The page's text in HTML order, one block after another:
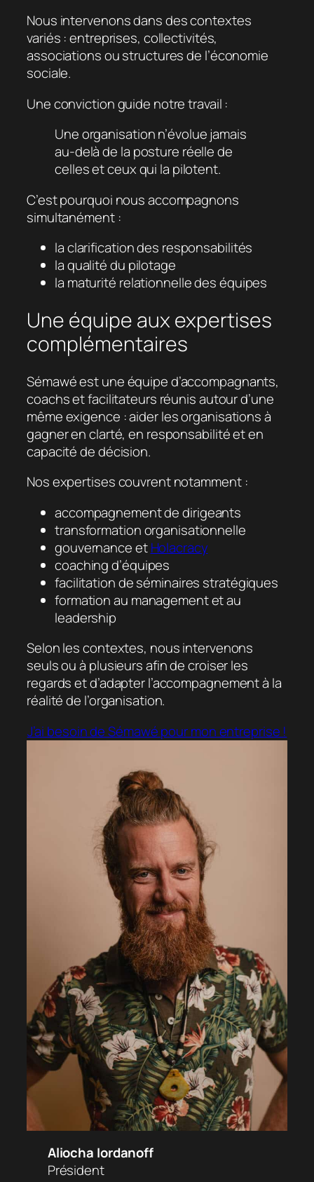
Nous intervenons dans des contextes
variés : entreprises, collectivités,
associations ou structures de l’économie
sociale.
Une conviction guide notre travail :
Une organisation n’évolue jamais
au-delà de la posture réelle de
celles et ceux qui la pilotent.
C’est pourquoi nous accompagnons
simultanément :
la clarification des responsabilités
la qualité du pilotage
la maturité relationnelle des équipes
Une équipe aux expertises
complémentaires
Sémawé est une équipe d’accompagnants,
coachs et facilitateurs réunis autour d’une
même exigence : aider les organisations à
gagner en clarté, en responsabilité et en
capacité de décision.
Nos expertises couvrent notamment :
accompagnement de dirigeants
transformation organisationnelle
gouvernance etHolacracy
coaching d’équipes
facilitation de séminaires stratégiques
formation au management et au
leadership
Selon les contextes, nous intervenons
seuls ou à plusieurs afin de croiser les
regards et d’adapter l’accompagnement à la
réalité de l’organisation.
J’ai besoin de Sémawé pour mon entreprise !
Aliocha Iordanoff
Président